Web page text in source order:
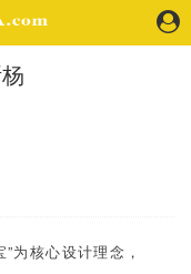
为核心设计理念，